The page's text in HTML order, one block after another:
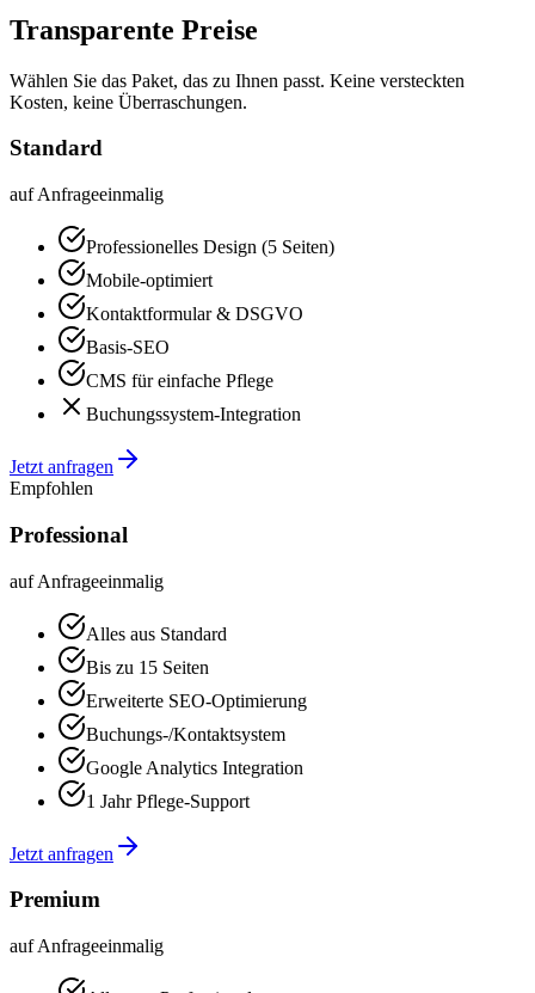
Transparente Preise
Wählen Sie das Paket, das zu Ihnen passt. Keine versteckten
Kosten, keine Überraschungen.
Standard
auf Anfrageeinmalig
Professionelles Design (5 Seiten)
Mobile-optimiert
Kontaktformular & DSGVO
Basis-SEO
CMS für einfache Pflege
Buchungssystem-Integration
Jetzt anfragen
Empfohlen
Professional
auf Anfrageeinmalig
Alles aus Standard
Bis zu 15 Seiten
Erweiterte SEO-Optimierung
Buchungs-/Kontaktsystem
Google Analytics Integration
1 Jahr Pflege-Support
Jetzt anfragen
Premium
auf Anfrageeinmalig